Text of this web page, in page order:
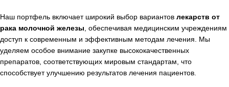
Наш портфель включает широкий выбор вариантов лекарств от
рака молочной железы , обеспечивая медицинским учреждениям
доступ к современным и эффективным методам лечения. Мы
уделяем особое внимание закупке высококачественных
препаратов, соответствующих мировым стандартам, что
способствует улучшению результатов лечения пациентов.